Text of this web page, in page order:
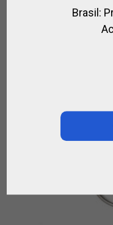
SANGLE TOUT CUIR
POUR CHEVAL
Brasil: